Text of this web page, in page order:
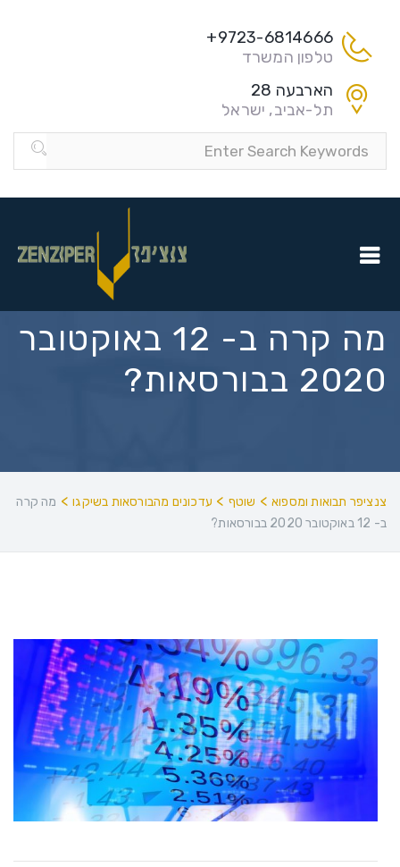
9723-6814666+
טלפון המשרד
הארבעה 28
תל-אביב, ישראל
מה קרה ב- 12 באוקטובר
2020 בבורסאות?
צנציפר תבואות ומספוא > שוטף > עדכונים מהבורסאות בשיקגו> מה קרה
ב- 12 באוקטובר 2020 בבורסאות?